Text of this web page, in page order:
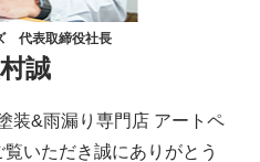
代表取締役社長
誠
装&雨漏り専門店 アートペ
いただき誠にありがとう